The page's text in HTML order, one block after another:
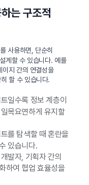
는 구조적
를 사용하면, 단순히
계할 수 있습니다. 예를
지 간의 연결성을
할 수 있습니다.
일수록 정보 계층이
목요연하게 유지할
를 탐색할 때 혼란을
있습니다.
발자, 기획자 간의
하여 협업 효율성을